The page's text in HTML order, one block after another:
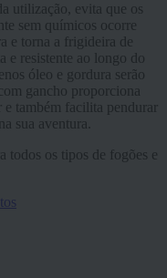
utilização, evita que os
sem químicos ocorre
e torna a frigideira de
e resistente ao longo do
óleo e gordura serão
gancho proporciona
também facilita pendurar
sua aventura.
todos os tipos de fogões e